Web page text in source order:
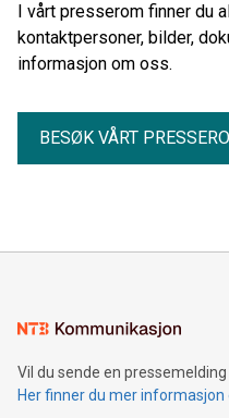
I vårt presserom finner du
kontaktpersoner, bilder,
informasjon om oss.
BESØK VÅRT
Vil du sende en
Her finner du mer